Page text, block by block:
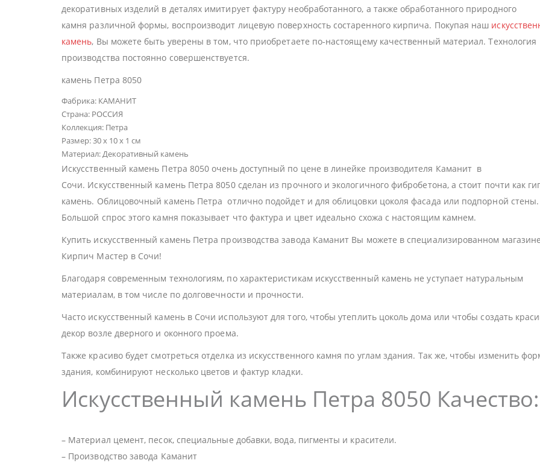
декоративных изделий в деталях имитирует фактуру необработанного, а также обработанного природного
камня различной формы, воспроизводит лицевую поверхность состаренного кирпича. Покупая наш
камень, Вы можете быть уверены в том, что приобретаете по-настоящему качественный материал. Технология
производства постоянно совершенствуется.
камень Петра 8050
Фабрика: КАМАНИТ
Страна: РОССИЯ
Коллекция: Петра
Размер: 30 x 10 x 1 см
Материал: Декоративный камень
Искусственный камень Петра 8050 очень доступный по цене в линейке производителя Каманит в
Сочи. Искусственный камень Петра 8050 сделан из прочного и экологичного фибробетона, а стоит почти как
камень. Облицовочный камень Петра отлично подойдет и для облицовки цоколя фасада или подпорной стены.
Большой спрос этого камня показывает что фактура и цвет идеально схожа с настоящим камнем.
Купить искусственный камень Петра производства завода Каманит Вы можете в специализированном магазине
Кирпич Мастер в Сочи!
Благодаря современным технологиям, по характеристикам искусственный камень не уступает натуральным
материалам, в том числе по долговечности и прочности.
Часто искусственный камень в Сочи используют для того, чтобы утеплить цоколь дома или чтобы создать
декор возле дверного и оконного проема.
Также красиво будет смотреться отделка из искусственного камня по углам здания. Так же, чтобы изменить
здания, комбинируют несколько цветов и фактур кладки.
Искусственный камень Петра 8050 Качество:
– Материал цемент, песок, специальные добавки, вода, пигменты и красители.
– Производство завода Каманит